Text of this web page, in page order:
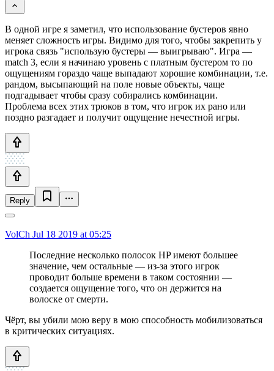
В одной игре я заметил, что использование бустеров явно
меняет сложность игры. Видимо для того, чтобы закрепить у
игрока связь "использую бустеры — выигрываю". Игра —
match 3, если я начинаю уровень с платным бустером то по
ощущениям гораздо чаще выпадают хорошие комбинации, т.е.
рандом, высыпающий на поле новые объекты, чаще
подгадывает чтобы сразу собирались комбинации.
Проблема всех этих трюков в том, что игрок их рано или
поздно разгадает и получит ощущение нечестной игры.
Reply
VolCh Jul 18 2019 at 05:25
Последние несколько полосок HP имеют большее
значение, чем остальные — из-за этого игрок
проводит больше времени в таком состоянии —
создается ощущение того, что он держится на
волоске от смерти.
Чёрт, вы убили мою веру в мою способность мобилизоваться
в критических ситуациях.